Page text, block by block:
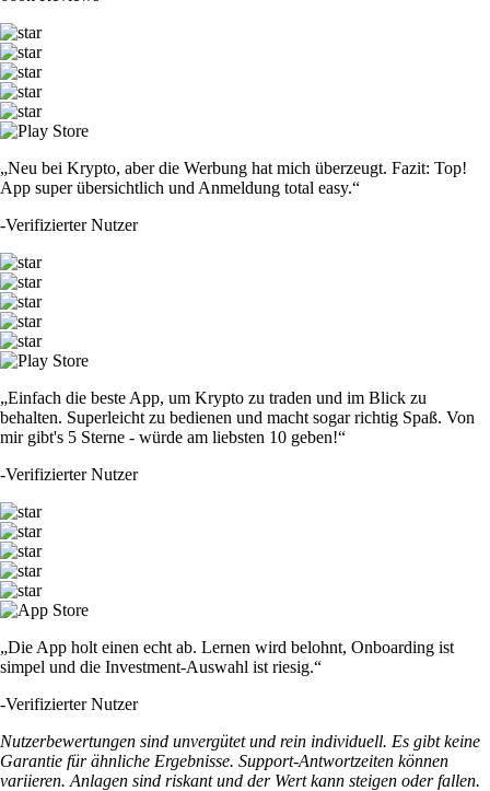
„Neu bei Krypto, aber die Werbung hat mich überzeugt. Fazit: Top!
App super übersichtlich und Anmeldung total easy.“
-Verifizierter Nutzer
„Einfach die beste App, um Krypto zu traden und im Blick zu
behalten. Superleicht zu bedienen und macht sogar richtig Spaß. Von
mir gibt's 5 Sterne - würde am liebsten 10 geben!“
-Verifizierter Nutzer
„Die App holt einen echt ab. Lernen wird belohnt, Onboarding ist
simpel und die Investment-Auswahl ist riesig.“
-Verifizierter Nutzer
Nutzerbewertungen sind unvergütet und rein individuell. Es gibt keine
Garantie für ähnliche Ergebnisse. Support-Antwortzeiten können
variieren. Anlagen sind riskant und der Wert kann steigen oder fallen.